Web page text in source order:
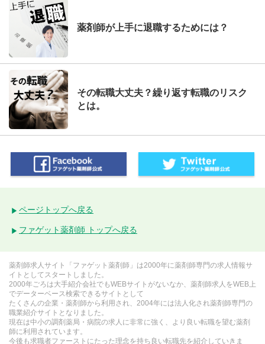
薬剤師が上手に退職するためには？
その転職大丈夫？繰り返す転職のリスク
とは。
ページトップへ戻る
ファゲット薬剤師 トップへ戻る
薬剤師求人サイト「ファゲット薬剤師」は2000年に薬剤師専門の求人情報サ
イトとしてスタートしました。
2000年ごろは大手紹介会社でもWEBサイトがないなか、薬剤師求人をWEB上
でデーターベース検索できるサイトとして
たくさんの企業・薬剤師から利用され、2004年には法人化され薬剤師専門の
職業紹介サイトとなりました。
現在は中小の調剤薬局・病院の求人に非常に強く、より良い転職を望む薬剤
師に利用されています。
今後も求職者ファーストにたった理念を持ち良い転職先を紹介していきま